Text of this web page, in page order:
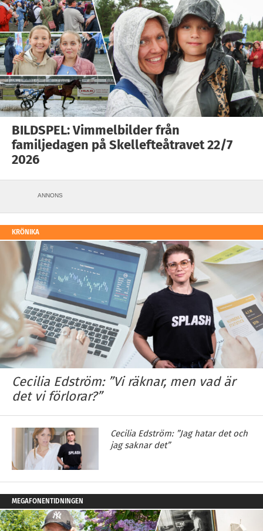
BILDSPEL: Vimmelbilder från
familjedagen på Skellefteåtravet 22/7
2026
ANNONS
KRÖNIKA
Cecilia Edström: ”Vi räknar, men vad är
det vi förlorar?”
Cecilia Edström: ”Jag hatar det och
jag saknar det”
MEGAFONENTIDNINGEN